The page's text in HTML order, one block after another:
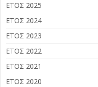
ΕΤΟΣ 2025
ΕΤΟΣ 2024
ΕΤΟΣ 2023
ΕΤΟΣ 2022
ΕΤΟΣ 2021
ΕΤΟΣ 2020